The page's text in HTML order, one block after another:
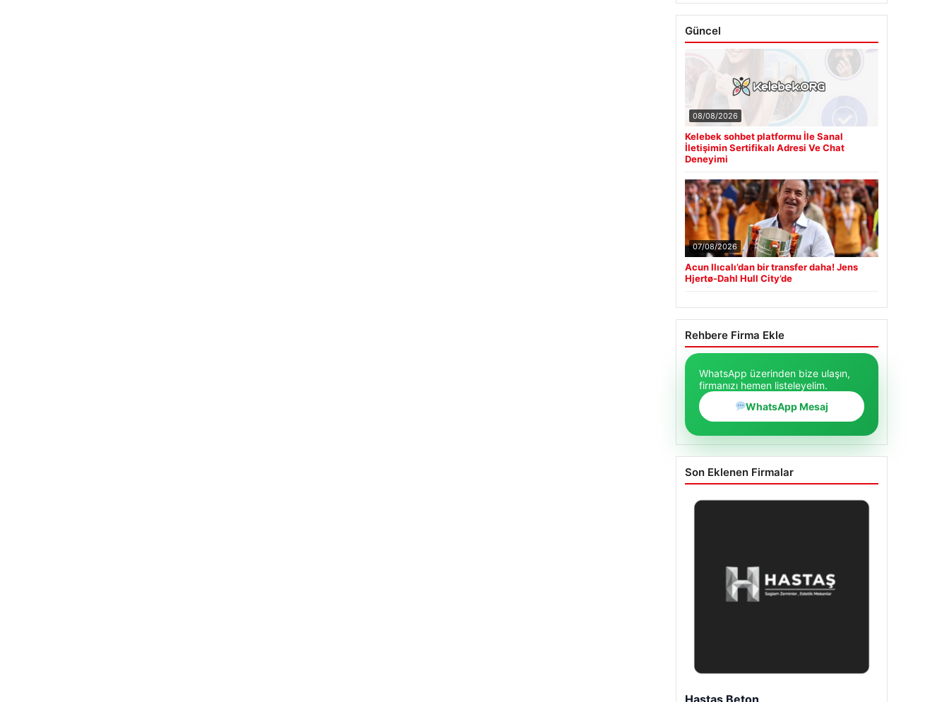
Güncel
08/08/2026
Kelebek sohbet platformu İle Sanal
İletişimin Sertifikalı Adresi Ve Chat
Deneyimi
07/08/2026
Acun Ilıcalı’dan bir transfer daha! Jens
Hjertø-Dahl Hull City’de
Rehbere Firma Ekle
WhatsApp üzerinden bize ulaşın,
firmanızı hemen listeleyelim.
WhatsApp Mesaj
Son Eklenen Firmalar
Enes Kaplan Avukatlık Bürosu